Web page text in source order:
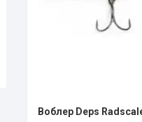
Воблер Deps